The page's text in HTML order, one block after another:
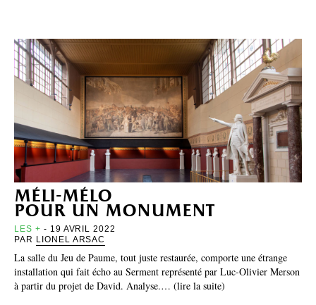
méli-mélo
pour un monument
LES + - 19 AVRIL 2022
PAR LIONEL ARSAC
La salle du Jeu de Paume, tout juste restaurée, comporte une étrange
installation qui fait écho au Serment représenté par Luc-Olivier Merson
à partir du projet de David. Analyse.… (lire la suite)